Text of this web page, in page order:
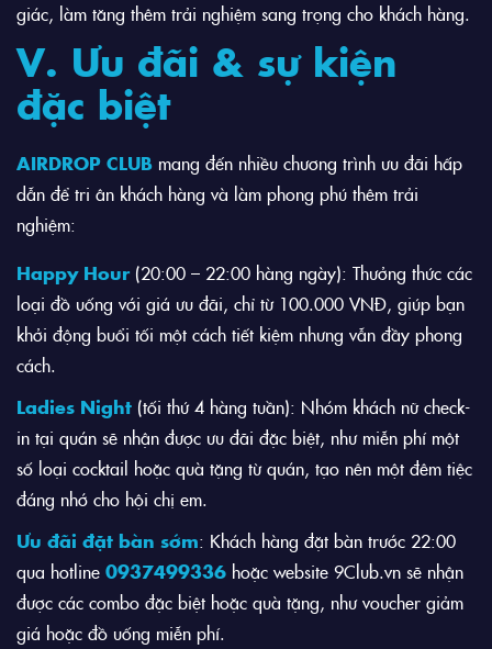
giác, làm tăng thêm trải nghiệm sang trọng cho khách hàng.
V. Ưu đãi & sự kiện
đặc biệt
AIRDROP CLUB mang đến nhiều chương trình ưu đãi hấp
dẫn để tri ân khách hàng và làm phong phú thêm trải
nghiệm:
Happy Hour (20:00 – 22:00 hàng ngày): Thưởng thức các
loại đồ uống với giá ưu đãi, chỉ từ 100.000 VNĐ, giúp bạn
khởi động buổi tối một cách tiết kiệm nhưng vẫn đầy phong
cách.
Ladies Night (tối thứ 4 hàng tuần): Nhóm khách nữ check-
in tại quán sẽ nhận được ưu đãi đặc biệt, như miễn phí một
số loại cocktail hoặc quà tặng từ quán, tạo nên một đêm tiệc
đáng nhớ cho hội chị em.
Ưu đãi đặt bàn sớm: Khách hàng đặt bàn trước 22:00
qua hotline 0937499336 hoặc website 9Club.vn sẽ nhận
được các combo đặc biệt hoặc quà tặng, như voucher giảm
giá hoặc đồ uống miễn phí.